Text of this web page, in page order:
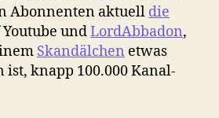
Abonnenten aktuell die
undLordAbbadon,
Skandälchen etwas
knapp 100.000 Kanal-